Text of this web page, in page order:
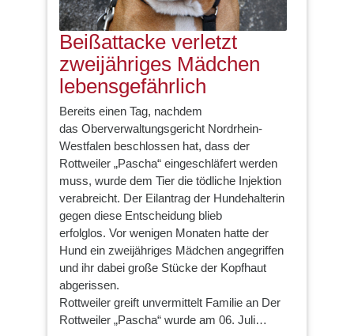
Beißattacke verletzt
zweijähriges Mädchen
lebensgefährlich
Bereits einen Tag, nachdem
das Oberverwaltungsgericht Nordrhein-
Westfalen beschlossen hat, dass der
Rottweiler „Pascha“ eingeschläfert werden
muss, wurde dem Tier die tödliche Injektion
verabreicht. Der Eilantrag der Hundehalterin
gegen diese Entscheidung blieb
erfolglos. Vor wenigen Monaten hatte der
Hund ein zweijähriges Mädchen angegriffen
und ihr dabei große Stücke der Kopfhaut
abgerissen.
Rottweiler greift unvermittelt Familie an Der
Rottweiler „Pascha“ wurde am 06. Juli…